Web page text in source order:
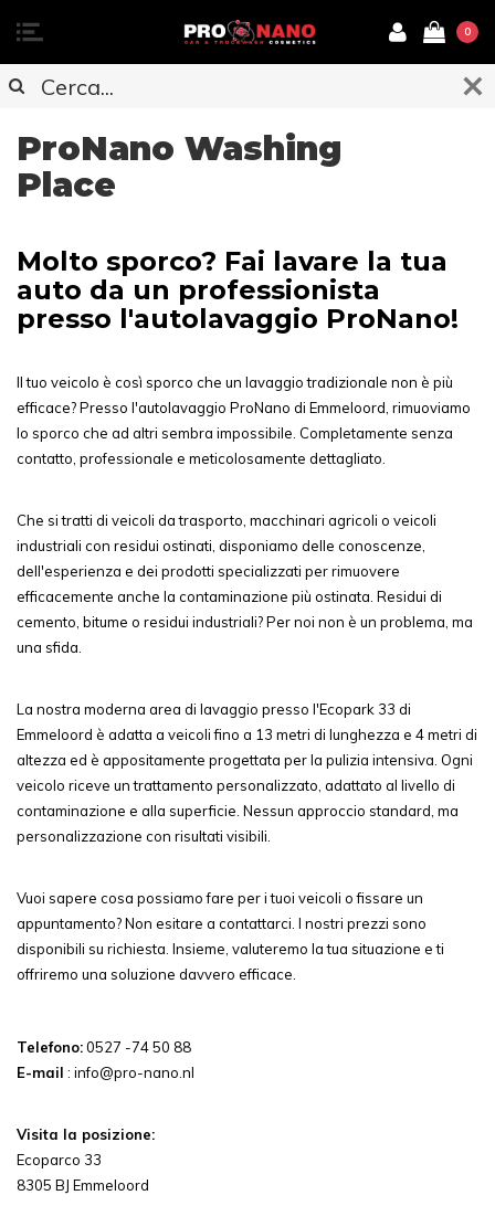
0
ProNano Washing
Place
Molto sporco? Fai lavare la tua
auto da un professionista
presso l'autolavaggio ProNano!
Il tuo veicolo è così sporco che un lavaggio tradizionale non è più
efficace? Presso l'autolavaggio ProNano di Emmeloord, rimuoviamo
lo sporco che ad altri sembra impossibile. Completamente senza
contatto, professionale e meticolosamente dettagliato.
Che si tratti di veicoli da trasporto, macchinari agricoli o veicoli
industriali con residui ostinati, disponiamo delle conoscenze,
dell'esperienza e dei prodotti specializzati per rimuovere
efficacemente anche la contaminazione più ostinata. Residui di
cemento, bitume o residui industriali? Per noi non è un problema, ma
una sfida.
La nostra moderna area di lavaggio presso l'Ecopark 33 di
Emmeloord è adatta a veicoli fino a 13 metri di lunghezza e 4 metri di
altezza ed è appositamente progettata per la pulizia intensiva. Ogni
veicolo riceve un trattamento personalizzato, adattato al livello di
contaminazione e alla superficie. Nessun approccio standard, ma
personalizzazione con risultati visibili.
Vuoi sapere cosa possiamo fare per i tuoi veicoli o fissare un
appuntamento? Non esitare a contattarci. I nostri prezzi sono
disponibili su richiesta. Insieme, valuteremo la tua situazione e ti
offriremo una soluzione davvero efficace.
Telefono:0527 -74 50 88
E-mail : info@pro-nano.nl
Visita la posizione:
Ecoparco 33
8305 BJ Emmeloord